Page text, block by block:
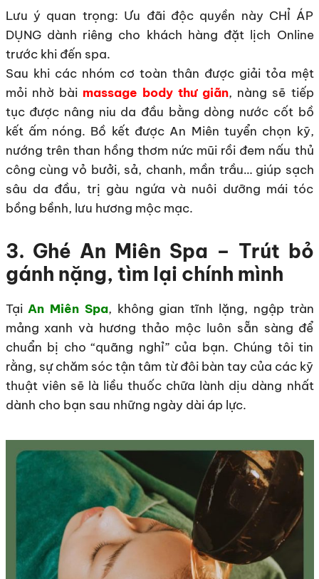
Lưu ý quan trọng: Ưu đãi độc quyền này CHỈ ÁP
DỤNG dành riêng cho khách hàng đặt lịch Online
trước khi đến spa.
Sau khi các nhóm cơ toàn thân được giải tỏa mệt
mỏi nhờ bài massage body thư giãn, nàng sẽ tiếp
tục được nâng niu da đầu bằng dòng nước cốt bồ
kết ấm nóng. Bồ kết được An Miên tuyển chọn kỹ,
nướng trên than hồng thơm nức mũi rồi đem nấu thủ
công cùng vỏ bưởi, sả, chanh, mần trầu… giúp sạch
sâu da đầu, trị gàu ngứa và nuôi dưỡng mái tóc
bồng bềnh, lưu hương mộc mạc.
3. Ghé An Miên Spa – Trút bỏ
gánh nặng, tìm lại chính mình
TạiAn Miên Spa, không gian tĩnh lặng, ngập tràn
mảng xanh và hương thảo mộc luôn sẵn sàng để
chuẩn bị cho “quãng nghỉ” của bạn. Chúng tôi tin
rằng, sự chăm sóc tận tâm từ đôi bàn tay của các kỹ
thuật viên sẽ là liều thuốc chữa lành dịu dàng nhất
dành cho bạn sau những ngày dài áp lực.